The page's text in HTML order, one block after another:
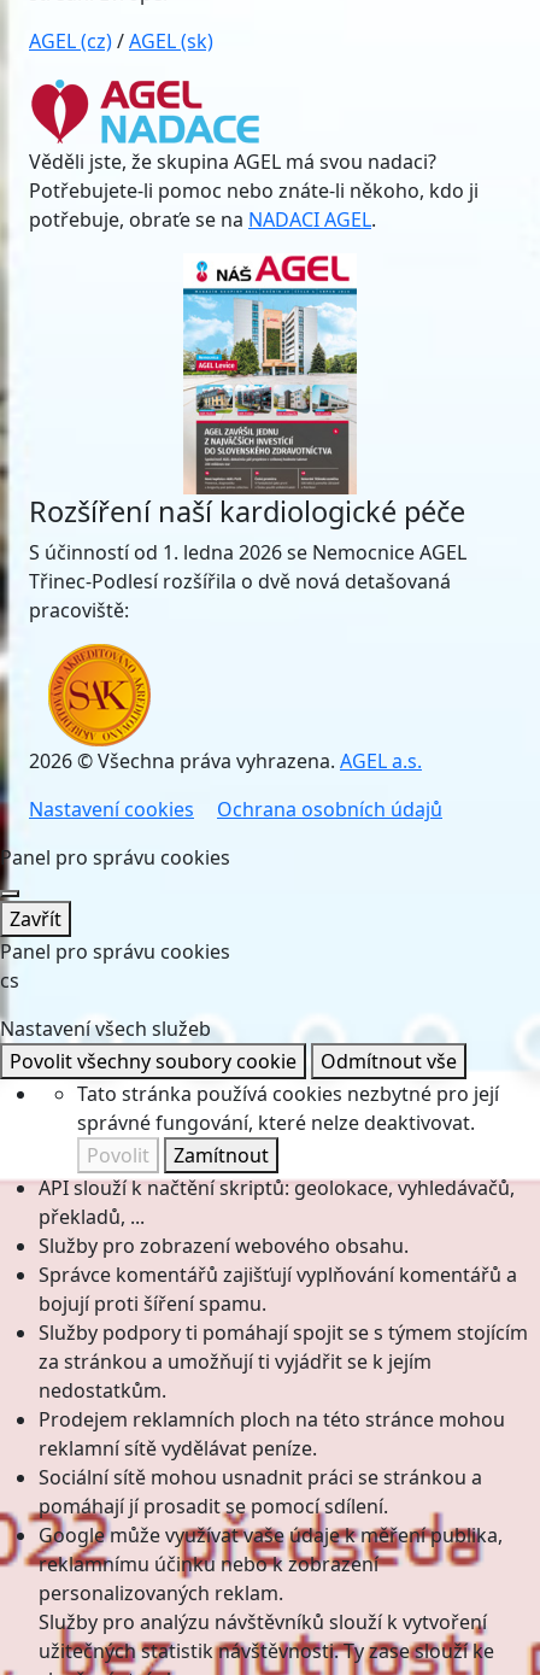
AGEL (cz)/AGEL (sk)
Věděli jste, že skupina AGEL má svou nadaci?
Potřebujete-li pomoc nebo znáte-li někoho, kdo ji
potřebuje, obraťe se na NADACI AGEL.
Rozšíření naší kardiologické péče
S účinností od 1. ledna 2026 se Nemocnice AGEL
Třinec-Podlesí rozšířila o dvě nová detašovaná
pracoviště:
2026 © Všechna práva vyhrazena. AGEL a.s.
Nastavení cookies
Ochrana osobních údajů
Panel pro správu cookies
Zavřít
Panel pro správu cookies
cs
Nastavení všech služeb
Povolit všechny soubory cookie
Odmítnout vše
Tato stránka používá cookies nezbytné pro její
správné fungování, které nelze deaktivovat.
Povolit
Zamítnout
API slouží k načtění skriptů: geolokace, vyhledávačů,
překladů, ...
Služby pro zobrazení webového obsahu.
Správce komentářů zajišťují vyplňování komentářů a
bojují proti šíření spamu.
Služby podpory ti pomáhají spojit se s týmem stojícím
za stránkou a umožňují ti vyjádřit se k jejím
nedostatkům.
Prodejem reklamních ploch na této stránce mohou
reklamní sítě vydělávat peníze.
Sociální sítě mohou usnadnit práci se stránkou a
pomáhají jí prosadit se pomocí sdílení.
Google může využívat vaše údaje k měření publika,
reklamnímu účinku nebo k zobrazení
personalizovaných reklam.
Služby pro analýzu návštěvníků slouží k vytvoření
užitečných statistik návštěvnosti. Ty zase slouží ke